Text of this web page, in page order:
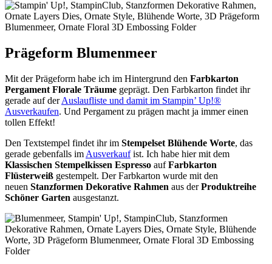
Prägeform Blumenmeer
Mit der Prägeform habe ich im Hintergrund den Farbkarton
Pergament Florale Träume geprägt. Den Farbkarton findet ihr
gerade auf derAuslaufliste und damit im Stampin’ Up!®
Ausverkaufen. Und Pergament zu prägen macht ja immer einen
tollen Effekt!
Den Textstempel findet ihr im Stempelset Blühende Worte, das
gerade gebenfalls im Ausverkaufist. Ich habe hier mit dem
Klassischen Stempelkissen Espresso aufFarbkarton
Flüsterweiß gestempelt. Der Farbkarton wurde mit den
neuen Stanzformen Dekorative Rahmen aus derProduktreihe
Schöner Garten ausgestanzt.